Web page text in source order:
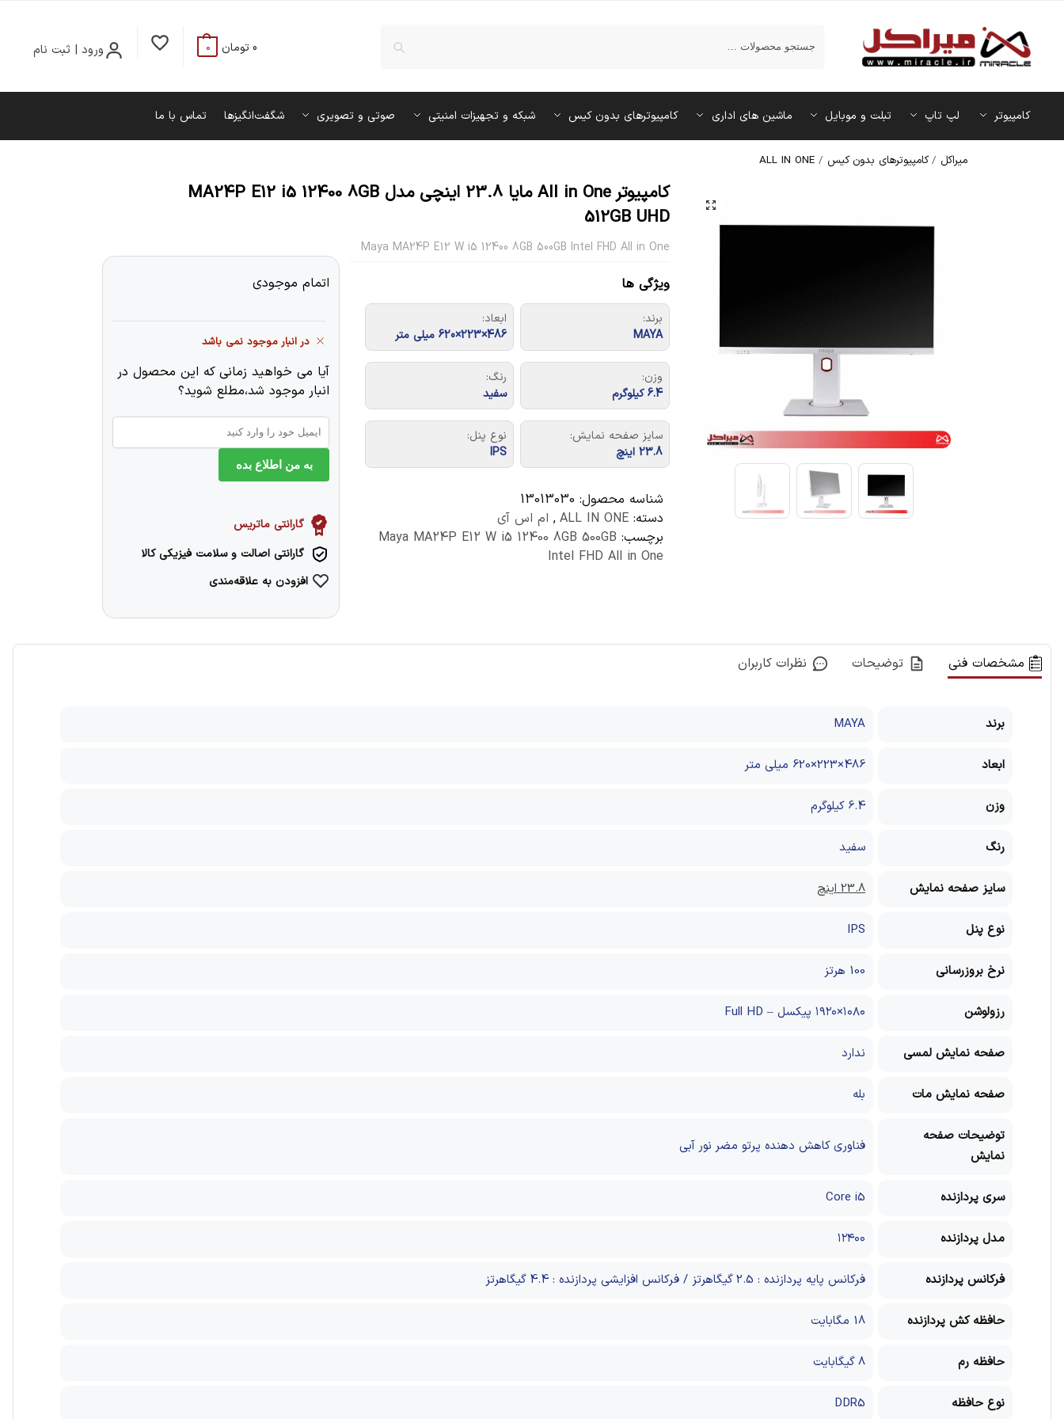
ورود | ثبت نام 0 تومان 0
کامپیوتر لپ تاپ تبلت و موبایل ماشین‌ های اداری کامپیوترهای بدون کیس شبکه و تجهیزات امنیتی صوتی و تصویری شگفت‌انگیزها تماس با ما
میراکل /کامپیوترهای بدون کیس /
ALL IN ONE
کامپیوتر All in One مایا 23.8 اینچی مدل MA24P E12 i5 12400 8GB
512GB UHD
Maya MA24P E12 W i5 12400 8GB 500GB Intel FHD All in One
ویژگی ها
برند:
MAYA
ابعاد:
486×223×620 میلی‌ متر
وزن:
6.4 کیلوگرم
رنگ:
سفید
سایز صفحه نمایش:
23.8 اینچ
نوع پنل:
IPS
شناسه محصول: 13013030
دسته:ALL IN ONE
, ام اس آی
برچسب: Maya MA24P E12 W i5 12400 8GB 500GB
Intel FHD All in One
اتمام موجودی
در انبار موجود نمی باشد
آیا می خواهید زمانی که این محصول در
انبار موجود شد،مطلع شوید؟
به من اطلاع بده
گارانتی ماتریس
گارانتی اصالت و سلامت فیزیکی کالا
افزودن به علاقه‌مندی
مشخصات فنی توضیحات نظرات کاربران
برند MAYA
ابعاد 486×223×620 میلی‌ متر
وزن 6.4 کیلوگرم
رنگ سفید
سایز صفحه نمایش 23.8 اینچ
نوع پنل IPS
نرخ بروزرسانی 100 هرتز
رزولوشن ۱۰۸۰×۱۹۲۰ پیکسل – Full HD
صفحه نمایش لمسی ندارد
صفحه نمایش مات بله
توضیحات صفحه
نمایش
فناوری کاهش دهنده پرتو مضر نور آبی
سری پردازنده Core i5
مدل پردازنده ۱۲۴۰۰
فرکانس پردازنده فرکانس پایه پردازنده : 2.5 گیگاهرتز / فرکانس افزایشی پردازنده : 4.4 گیگاهرتز
حافظه کش پردازنده 18 مگابایت
حافظه رم 8 گیگابایت
نوع حافظه DDR5